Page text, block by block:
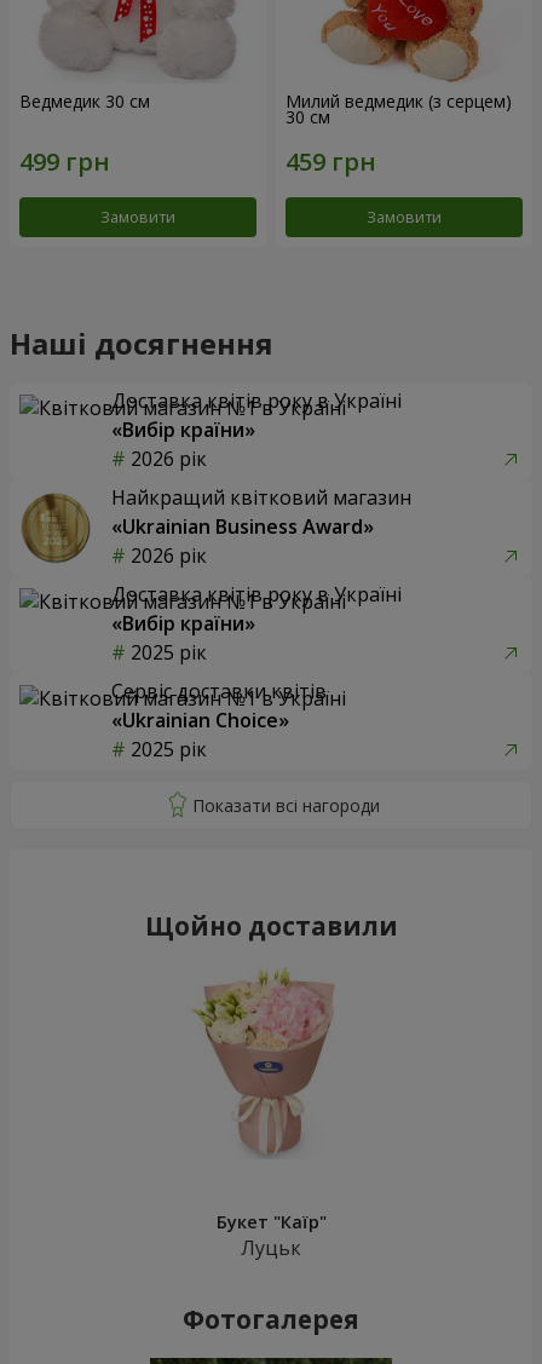
Ведмедик 30 см
Замовити
Милий ведмедик (з серцем)
30 см
Замовити
Наші досягнення
Доставка квітів року в Україні
«Вибір країни»
2026 рік
Найкращий квітковий магазин
«Ukrainian Business Award»
2026 рік
Доставка квітів року в Україні
«Вибір країни»
2025 рік
Сервіс доставки квітів
«Ukrainian Choice»
2025 рік
Щойно доставили
Букет "Каїр"
Луцьк
Фотогалерея